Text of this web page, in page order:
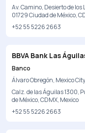
Av. Camino, Desierto de
01729 Ciudad de México,
+52 55 5226 2663
BBVA Bank Las
Banco
Álvaro Obregón, Mexico City
Calz. de las Águilas 1300,
de México, CDMX, Mexico
+52 55 5226 2663